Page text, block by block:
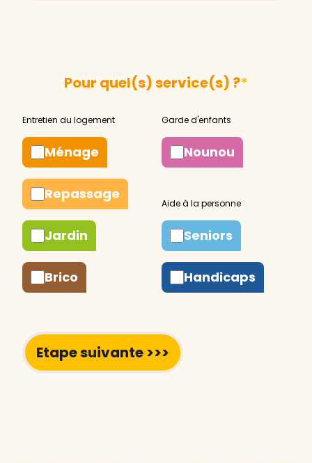
Pour quel(s) service(s) ?*
Ménage
Repassage
Jardin
Brico
Nounou
Seniors
Handicaps